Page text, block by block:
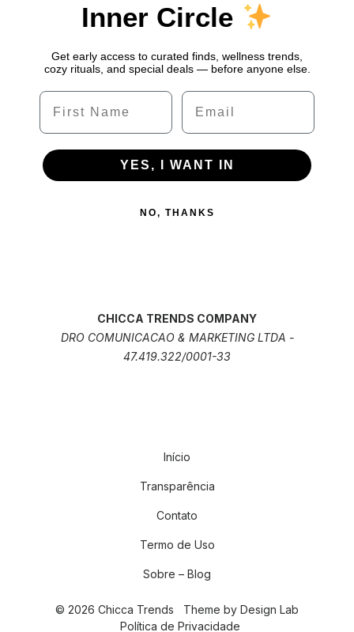
Inner Circle
Get early access to curated finds, wellness trends,
cozy rituals, and special deals — before anyone else.
Name Email
YES, I WANT IN
NO, THANKS
CHICCA TRENDS COMPANY
DRO COMUNICACAO & MARKETING LTDA -
47.419.322/0001-33
Início
Transparência
Contato
Termo de Uso
Sobre – Blog
© 2026 Chicca Trends Theme by Design Lab
Política de Privacidade